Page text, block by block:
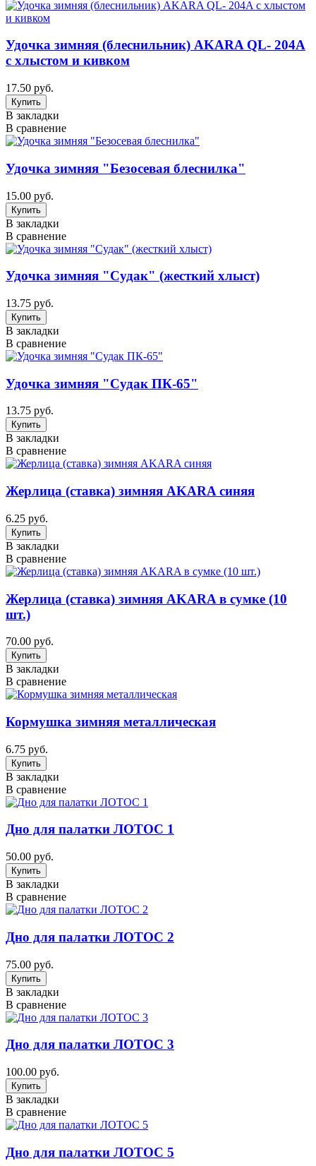
Удочка зимняя (блеснильник) AKARA QL- 204A
с хлыстом и кивком
17.50 руб.
В закладки
В сравнение
Удочка зимняя "Безосевая блеснилка"
15.00 руб.
В закладки
В сравнение
Удочка зимняя "Судак" (жесткий хлыст)
13.75 руб.
В закладки
В сравнение
Удочка зимняя "Судак ПК-65"
13.75 руб.
В закладки
В сравнение
Жерлица (ставка) зимняя AKARA cиняя
6.25 руб.
В закладки
В сравнение
Жерлица (ставка) зимняя AKARA в сумке (10
шт.)
70.00 руб.
В закладки
В сравнение
Кормушка зимняя металлическая
6.75 руб.
В закладки
В сравнение
Дно для палатки ЛОТОС 1
50.00 руб.
В закладки
В сравнение
Дно для палатки ЛОТОС 2
75.00 руб.
В закладки
В сравнение
Дно для палатки ЛОТОС 3
100.00 руб.
В закладки
В сравнение
Дно для палатки ЛОТОС 5